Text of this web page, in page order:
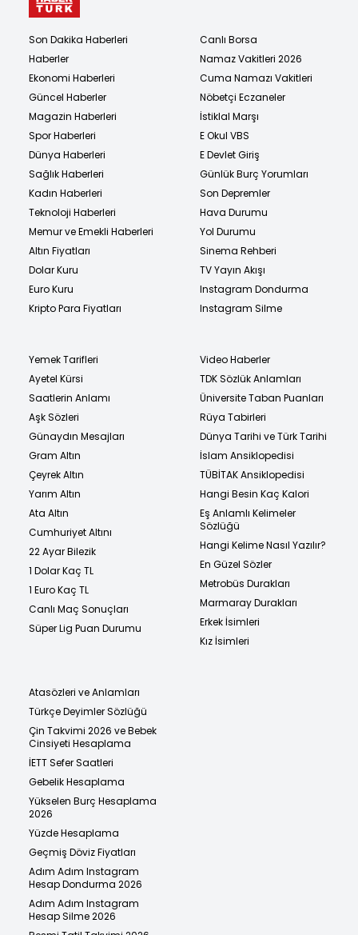
Son Dakika Haberleri
Haberler
Ekonomi Haberleri
Güncel Haberler
Magazin Haberleri
Spor Haberleri
Dünya Haberleri
Sağlık Haberleri
Kadın Haberleri
Teknoloji Haberleri
Memur ve Emekli Haberleri
Altın Fiyatları
Dolar Kuru
Euro Kuru
Kripto Para Fiyatları
Canlı Borsa
Namaz Vakitleri 2026
Cuma Namazı Vakitleri
Nöbetçi Eczaneler
İstiklal Marşı
E Okul VBS
E Devlet Giriş
Günlük Burç Yorumları
Son Depremler
Hava Durumu
Yol Durumu
Sinema Rehberi
TV Yayın Akışı
Instagram Dondurma
Instagram Silme
Yemek Tarifleri
Ayetel Kürsi
Saatlerin Anlamı
Aşk Sözleri
Günaydın Mesajları
Gram Altın
Çeyrek Altın
Yarım Altın
Ata Altın
Cumhuriyet Altını
22 Ayar Bilezik
1 Dolar Kaç TL
1 Euro Kaç TL
Canlı Maç Sonuçları
Süper Lig Puan Durumu
Video Haberler
TDK Sözlük Anlamları
Üniversite Taban Puanları
Rüya Tabirleri
Dünya Tarihi ve Türk Tarihi
İslam Ansiklopedisi
TÜBİTAK Ansiklopedisi
Hangi Besin Kaç Kalori
Eş Anlamlı Kelimeler
Sözlüğü
Hangi Kelime Nasıl Yazılır?
En Güzel Sözler
Metrobüs Durakları
Marmaray Durakları
Erkek İsimleri
Kız İsimleri
Atasözleri ve Anlamları
Türkçe Deyimler Sözlüğü
Çin Takvimi 2026 ve Bebek
Cinsiyeti Hesaplama
İETT Sefer Saatleri
Gebelik Hesaplama
Yükselen Burç Hesaplama
2026
Yüzde Hesaplama
Geçmiş Döviz Fiyatları
Adım Adım Instagram
Hesap Dondurma 2026
Adım Adım Instagram
Hesap Silme 2026